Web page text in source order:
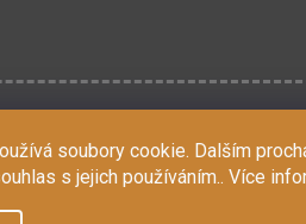
soubory cookie. Dalším
s jejich používáním.. Více